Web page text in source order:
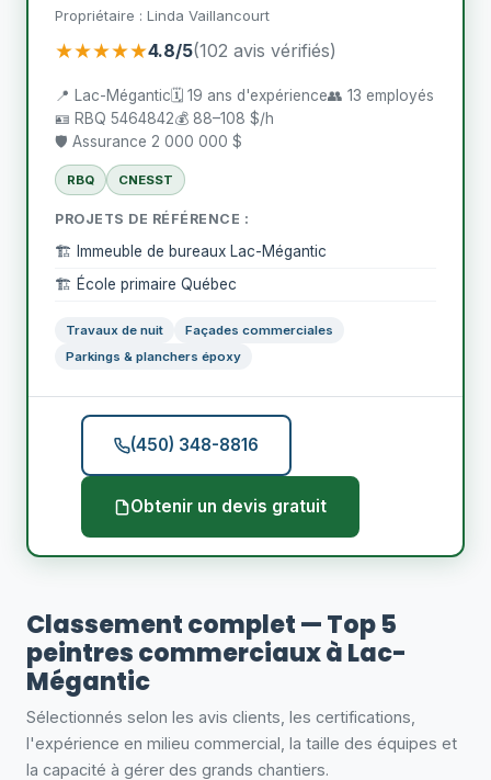
Propriétaire : Linda Vaillancourt
★★★★★4.8/5(102 avis vérifiés)
📍 Lac-Mégantic🗓️ 19 ans d'expérience👥 13 employés
🪪 RBQ 5464842💰 88–108 $/h
🛡️ Assurance 2 000 000 $
RBQ CNESST
PROJETS DE RÉFÉRENCE :
🏗️ Immeuble de bureaux Lac-Mégantic
🏗️ École primaire Québec
Travaux de nuit
Façades commerciales
Parkings & planchers époxy
(450) 348-8816
Obtenir un devis gratuit
Classement complet — Top 5
peintres commerciaux à Lac-
Mégantic
Sélectionnés selon les avis clients, les certifications,
l'expérience en milieu commercial, la taille des équipes et
la capacité à gérer des grands chantiers.